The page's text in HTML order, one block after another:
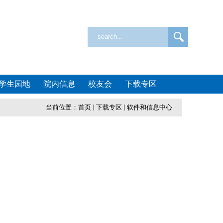
生园地 院内信息 校友会 下载专区
当前位置： 首页 下载专区 软件和信息中心